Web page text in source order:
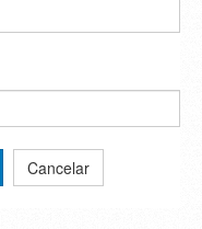
Cancelar